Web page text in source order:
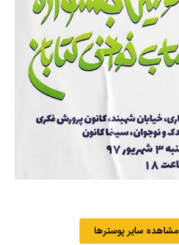
مشاهده سایر پوسترها